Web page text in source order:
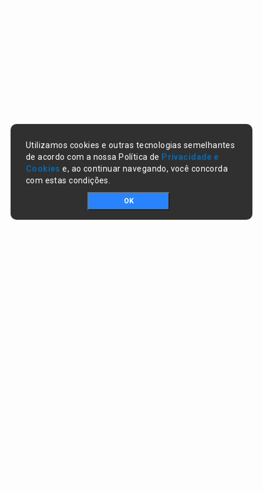
Utilizamos cookies e outras tecnologias semelhantes
de acordo com a nossa Política de Privacidade e
Cookies e, ao continuar navegando, você concorda
com estas condições.
OK